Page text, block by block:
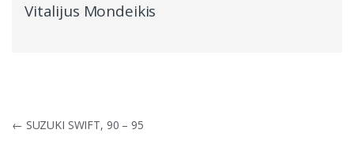
Vitalijus Mondeikis
Navigacija
← SUZUKI SWIFT, 90 – 95